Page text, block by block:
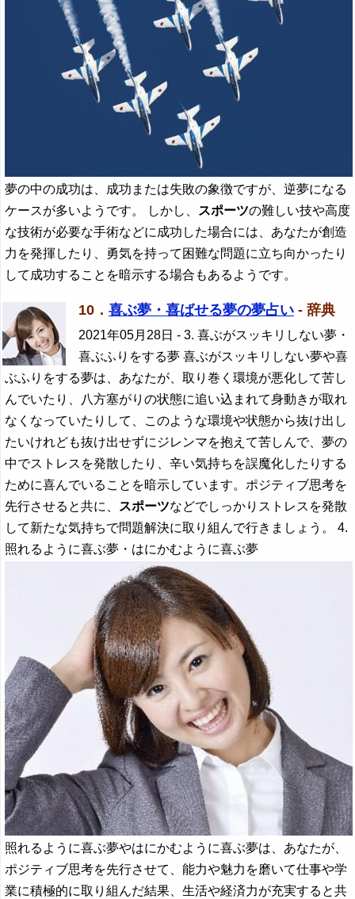
夢の中の成功は、成功または失敗の象徴ですが、逆夢になる
ケースが多いようです。 しかし、
スポーツの難しい技や高度
な技術が必要な手術などに成功した場合には、あなたが創造
力を発揮したり、勇気を持って困難な問題に立ち向かったり
して成功することを暗示する場合もあるようです。
10． 喜ぶ夢・喜ばせる夢の夢占い - 辞典
2021年05月28日 - 3. 喜ぶがスッキリしない夢・
喜ぶふりをする夢 喜ぶがスッキリしない夢や喜
ぶふりをする夢は、あなたが、取り巻く環境が悪化して苦し
んでいたり、八方塞がりの状態に追い込まれて身動きが取れ
なくなっていたりして、このような環境や状態から抜け出し
たいけれども抜け出せずにジレンマを抱えて苦しんで、夢の
中でストレスを発散したり、辛い気持ちを誤魔化したりする
ために喜んでいることを暗示しています。ポジティブ思考を
先行させると共に、
スポーツなどでしっかりストレスを発散
して新たな気持ちで問題解決に取り組んで行きましょう。 4.
照れるように喜ぶ夢・はにかむように喜ぶ夢
照れるように喜ぶ夢やはにかむように喜ぶ夢は、あなたが、
ポジティブ思考を先行させて、能力や魅力を磨いて仕事や学
業に積極的に取り組んだ結果、生活や経済力が充実すると共